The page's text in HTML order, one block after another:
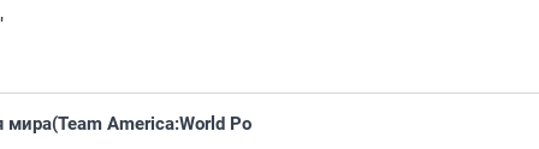
America:World Po